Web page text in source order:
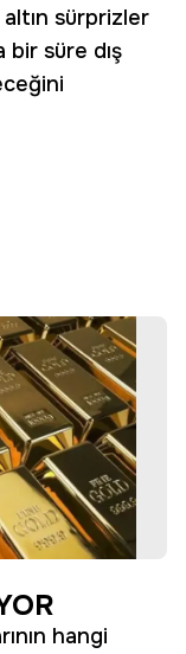
sürprizler
bir süre dış
hangi